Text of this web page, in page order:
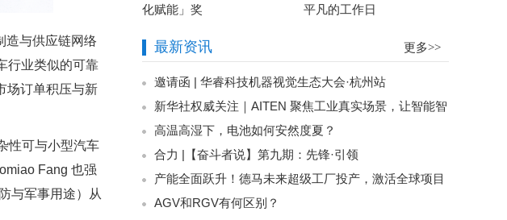
造与供应链网络
行业类似的可靠
场订单积压与新
性可与小型汽车
Fang 也强
与军事用途）从
化赋能」奖
平凡的工作日
最新资讯 更多>>
邀请函 | 华睿科技机器视觉生态大会·杭州站
新华社权威关注｜AITEN 聚焦工业真实场景，让智能智
造落地千行制造
高温高湿下，电池如何安然度夏？
合力 |【奋斗者说】第九期：先锋·引领
产能全面跃升！德马未来超级工厂投产，激活全球项目
履约新动能
AGV和RGV有何区别？